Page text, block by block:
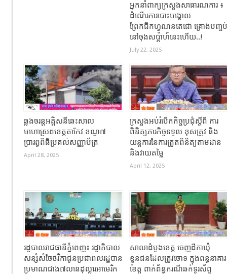
អ្នកនាំពាក្យក្រសួងសាធារណការ ៖
ដំណើរការបោះបង្គោល
ព្រែកជីកហ្វូណនតេជោ គ្រោងបញ្ចប់
នៅចុងសប្តាហ៍នេះហើយ..!
July 22, 2025
ឆ្លងចរន្តអគ្គិសនីឆេះសាល
មហោស្រពខេត្តតាកែវ ខណ្ឌ៧
ប្រារព្ធពិធីប្រគល់សញ្ញាប័ត្រ
April 28, 2025
ក្រសួងអប់រំបើកកិច្ចប្រជុំស្តីពី ការ
ពិនិត្យភារកិច្ចទទួល ខុសត្រូវ និង
យន្តការនៃការត្រួតពិនិត្យតាមដាន
និងវាយតម្លៃ
April 12, 2025
រដ្ឋបាលរាជធានីភ្នំពេញ៖ រដ្ឋាភិបាល
សន្សំសំចៃថវិកាជូនប្រជាពលរដ្ឋបាន
ប្រមាណជាង៧លានដុល្លារអាមេរិក
សាលាដំបូងខេត្ត ចេញដីកាឃុំ
ខ្លួនជនដែលត្រូវចោទ ក្នុងពន្ធនាគារ
ខេត្ត ពាក់ព័ន្ធករណីឆក់ទូរស័ព្ទ